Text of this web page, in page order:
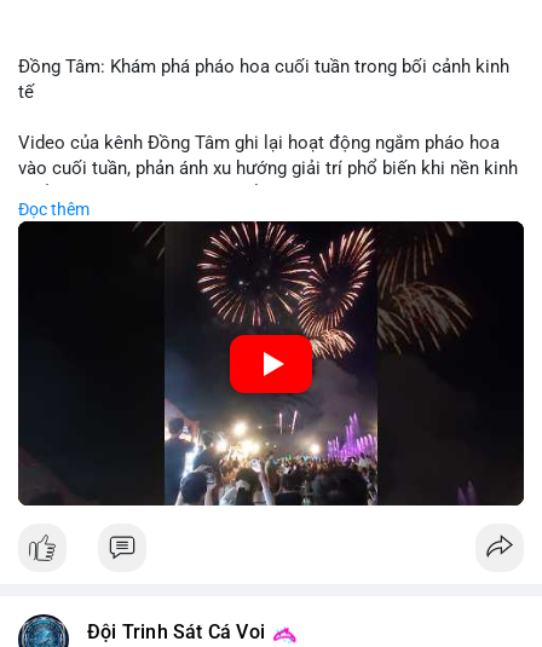
Đồng Tâm: Khám phá pháo hoa cuối tuần trong bối cảnh kinh
tế
Video của kênh Đồng Tâm ghi lại hoạt động ngắm pháo hoa
vào cuối tuần, phản ánh xu hướng giải trí phổ biến khi nền kinh
trải nghiệm hơn là đầu tư vào tài sản vật chất. Trong bối cảnh
lãi suất ổn định và thị trường crypto ổn định, hoạt động giải trí
như vậy thường tăng trưởng khi người dân có khả năng chi
tiêu. Tuy nhiên, sự ưu tiên giải trí có thể ảnh hưởng đến tỷ lệ
tiết kiệm hoặc đầu tư vào crypto nếu người tiêu dùng chuyển
🎥 Xem video trực tiếp tại:
Nguồn: Đồng Tâm
Đọc thêm
Đội Trinh Sát Cá Voi